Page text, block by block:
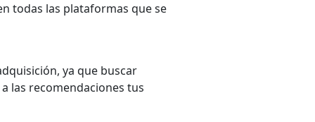
todas las plataformas que se
ya que buscar
las recomendaciones tus